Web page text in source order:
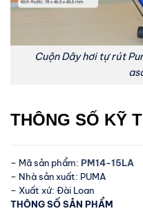
Cuộn Dây hơi tự rút
THÔNG SỐ KỸ
– Mã sản phẩm: PM14-15LA
– Nhà sản xuất: PUMA
– Xuất xứ: Đài Loan
THÔNG SỐ SẢN PHẨM